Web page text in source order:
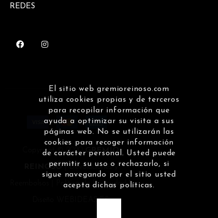
REDES
Copyright © 2020GREMIO
REINOSO|Devoluciones y
Política de Privacidad |
WEBIDEAS.ES
El sitio web gremioreinoso.com
utiliza cookies propias y de terceros
para recopilar información que
ayuda a optimizar su visita a sus
páginas web. No se utilizarán las
cookies para recoger información
de carácter personal. Usted puede
permitir su uso o rechazarlo, si
sigue navegando por el sitio usted
acepta dichas políticas.